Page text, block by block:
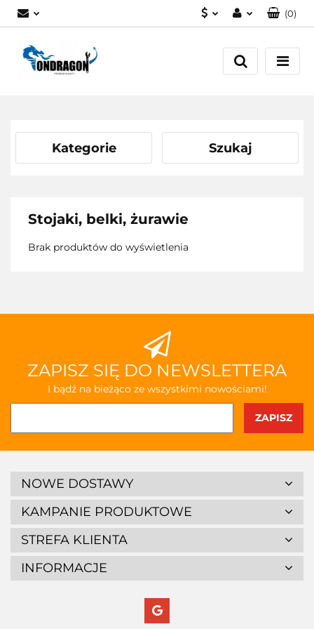
Zaloguj się
Załóż konto
(0)
Kategorie Szukaj
Stojaki, belki, żurawie
Brak produktów do wyświetlenia
ZAPISZ SIĘ DO NEWSLETTERA
I bądź na bieżąco ze wszystkimi nowościami!
NOWE DOSTAWY
KAMPANIE PRODUKTOWE
STREFA KLIENTA
INFORMACJE